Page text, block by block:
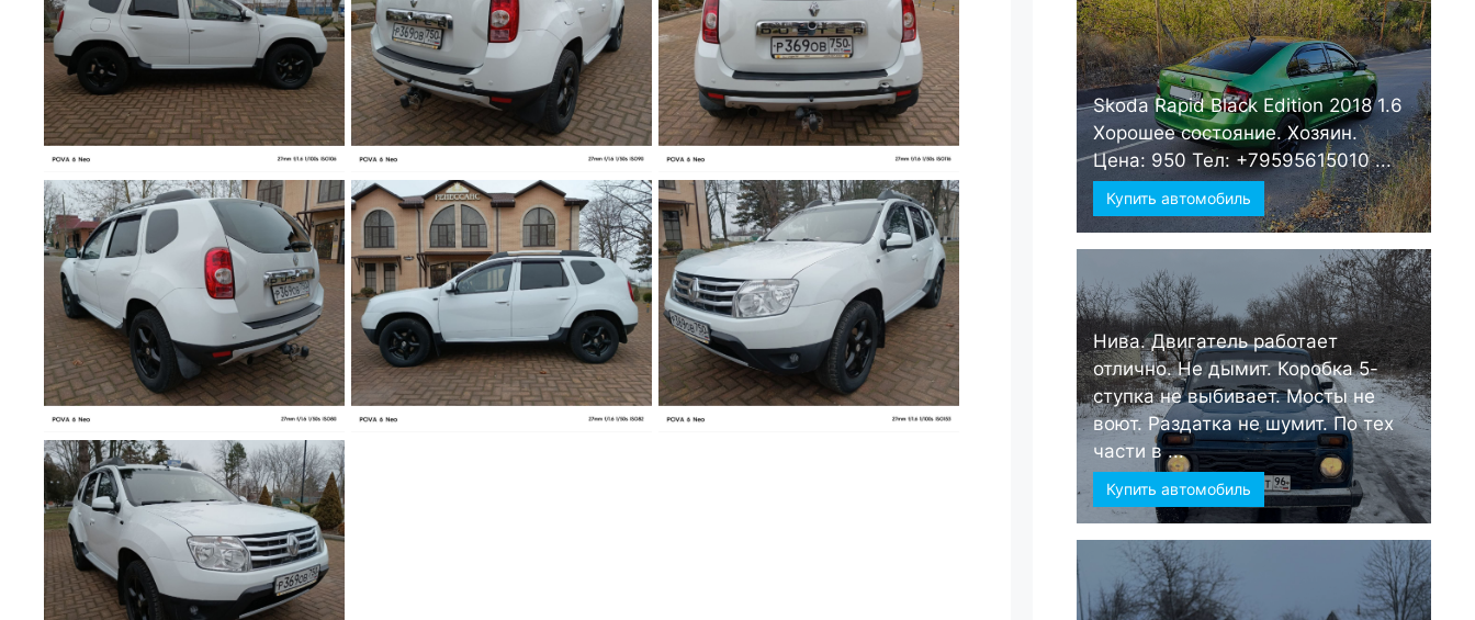
Skoda Rapid Black Edition 2018 1.6
Хорошее состояние. Хозяин.
Цена: 950 Тел: +79595615010 ...
Купить автомобиль
Нива. Двигатель работает
отлично. Не дымит. Коробка 5-
ступка не выбивает. Мосты не
воют. Раздатка не шумит. По тех
части в ...
Купить автомобиль